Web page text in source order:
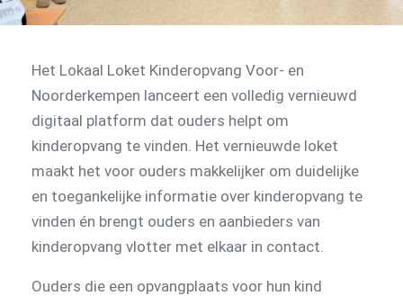
Het Lokaal Loket Kinderopvang Voor- en
Noorderkempen lanceert een volledig vernieuwd
digitaal platform dat ouders helpt om
kinderopvang te vinden. Het vernieuwde loket
maakt het voor ouders makkelijker om duidelijke
en toegankelijke informatie over kinderopvang te
vinden én brengt ouders en aanbieders van
kinderopvang vlotter met elkaar in contact.
Ouders die een opvangplaats voor hun kind